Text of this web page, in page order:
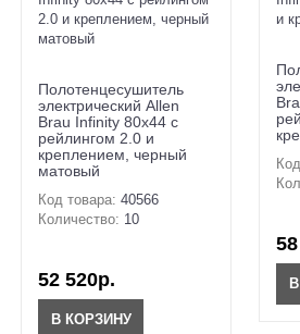
Полотенцесушитель
электрический Allen
Brau Infinity 80x44 с
рейлингом 2.0 и
креплением, черный
матовый
Код товара: 40566
Количество: 10
52 520р.
В КОРЗИНУ